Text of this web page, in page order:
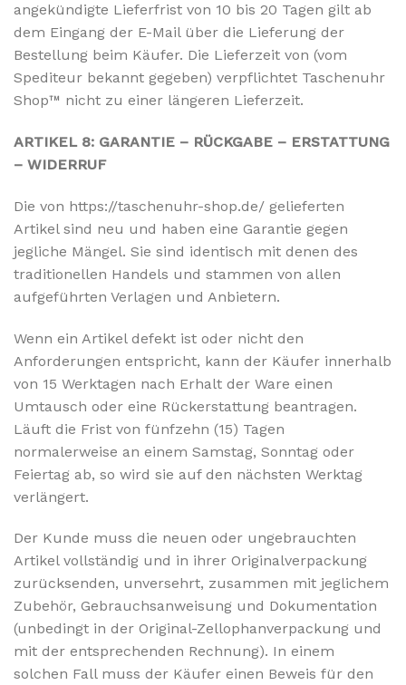
angekündigte Lieferfrist von 10 bis 20 Tagen gilt ab
dem Eingang der E-Mail über die Lieferung der
Bestellung beim Käufer. Die Lieferzeit von (vom
Spediteur bekannt gegeben) verpflichtet Taschenuhr
Shop™ nicht zu einer längeren Lieferzeit.
ARTIKEL 8: GARANTIE – RÜCKGABE – ERSTATTUNG
– WIDERRUF
Die von https://taschenuhr-shop.de/ gelieferten
Artikel sind neu und haben eine Garantie gegen
jegliche Mängel. Sie sind identisch mit denen des
traditionellen Handels und stammen von allen
aufgeführten Verlagen und Anbietern.
Wenn ein Artikel defekt ist oder nicht den
Anforderungen entspricht, kann der Käufer innerhalb
von 15 Werktagen nach Erhalt der Ware einen
Umtausch oder eine Rückerstattung beantragen.
Läuft die Frist von fünfzehn (15) Tagen
normalerweise an einem Samstag, Sonntag oder
Feiertag ab, so wird sie auf den nächsten Werktag
verlängert.
Der Kunde muss die neuen oder ungebrauchten
Artikel vollständig und in ihrer Originalverpackung
zurücksenden, unversehrt, zusammen mit jeglichem
Zubehör, Gebrauchsanweisung und Dokumentation
(unbedingt in der Original-Zellophanverpackung und
mit der entsprechenden Rechnung). In einem
solchen Fall muss der Käufer einen Beweis für den